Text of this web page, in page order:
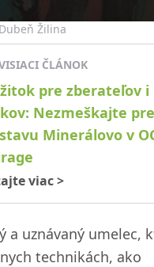
Žilina
ČLÁNOK
pre zberateľov i
Nezmeškajte
Minerálovo v
viac>
a uznávaný umelec,
technikách, ako